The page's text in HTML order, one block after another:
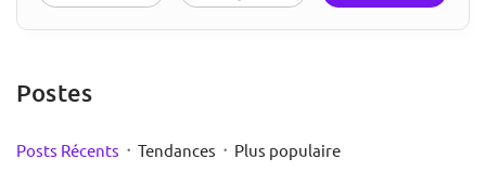
Postes
Posts Récents · Tendances · Plus populaire